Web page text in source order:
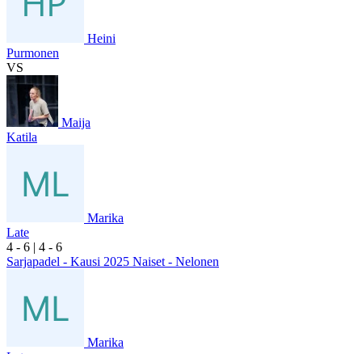
Heini
Purmonen
VS
Maija
Katila
Marika
Late
4 - 6 | 4 - 6
Sarjapadel - Kausi 2025 Naiset - Nelonen
Marika